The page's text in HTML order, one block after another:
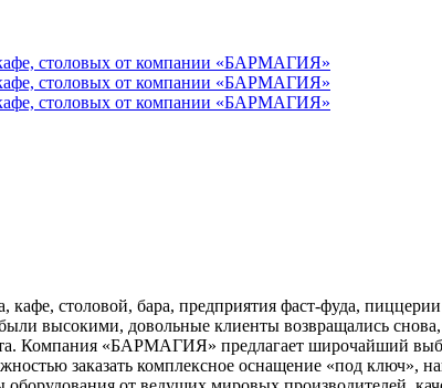
кафе, столовой, бара, предприятия фаст-фуда,
высокими, довольные клиенты возвращались
Компания «БАРМАГИЯ» предлагает широчайший
заказать комплексное оснащение «под ключ»,